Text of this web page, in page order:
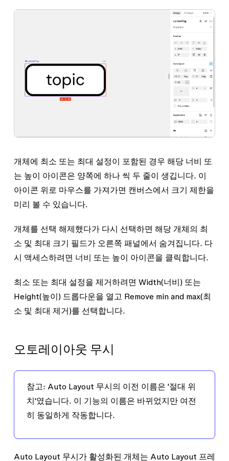
개체에 최소 또는 최대 설정이 포함된 경우 해당 너비 또
는 높이 아이콘은 양쪽에 하나 씩 두 줄이 생깁니다. 이
아이콘 위로 마우스를 가져가면 캔버스에서 크기 제한을
미리 볼 수 있습니다.
개체를 선택 해제했다가 다시 선택하면 해당 개체의 최
소 및 최대 크기 필드가 오른쪽 패널에서 숨겨집니다. 다
시 액세스하려면 너비 또는 높이 아이콘을 클릭합니다.
최소 또는 최대 설정을 제거하려면 Width(너비) 또는
Height(높이) 드롭다운을 열고 Remove min and max(최
소 및 최대 제거)를 선택합니다.
오토레이아웃 무시
참고: Auto Layout 무시의 이전 이름은 '절대 위
치'였습니다. 이 기능의 이름은 바뀌었지만 여전
히 동일하게 작동합니다.
Auto Layout 무시 가 활성화된 개체는 Auto Layout 프레